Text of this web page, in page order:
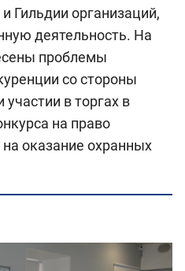
Гильдии организаций,
деятельность. На
проблемы
со стороны
участии в торгах в
на право
оказание охранных